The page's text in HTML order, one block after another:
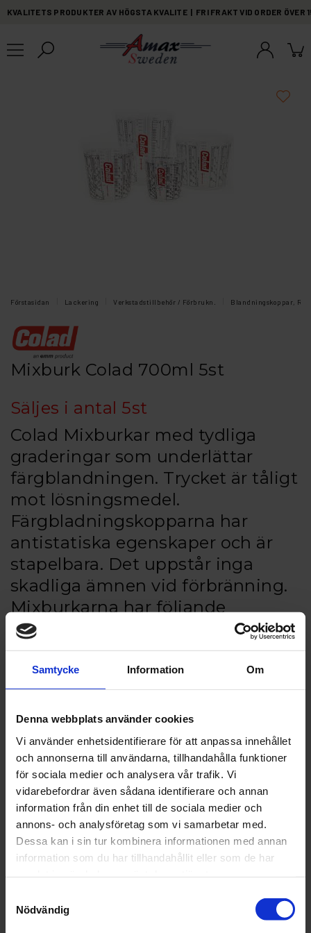
Samtycke Information Om
Denna webbplats använder cookies
Vi använder enhetsidentifierare för att anpassa innehållet
och annonserna till användarna, tillhandahålla funktioner
för sociala medier och analysera vår trafik. Vi
vidarebefordrar även sådana identifierare och annan
information från din enhet till de sociala medier och
annons- och analysföretag som vi samarbetar med.
Dessa kan i sin tur kombinera informationen med annan
information som du har tillhandahållit eller som de har
Nödvändig
KVALITETS PRODUKTER AV HÖGSTA KVALITE | FRI FRAKT VID ORDER
Förstasidan Lackering Verkstadstillbehör / Förbrukn. Blandningskoppar,
Mixburk Colad 700ml 5st
Säljes i antal 5st
Colad Mixburkar med tydliga
graderingar som underlättar
färgblandningen. Trycket är tåligt
mot lösningsmedel.
Färgbladningskopparna har
antistatiska egenskaper och är
stapelbara. Det uppstår inga
skadliga ämnen vid förbränning.
Mixburkarna har följande
egenskaper:
- ren, smidig och transparent, -
tryckt med
4:1, 5:1 - mycket stabil, - enkla att
hälla ur! - enkla att förvara... och
kassera, - den klara plasten är inte
giftig, - har antistatiska
egenskaper, - förbränning av
plasten resulterar inte i farliga
gaser
Artikelnr: COL 7-9370300-5
22 kr